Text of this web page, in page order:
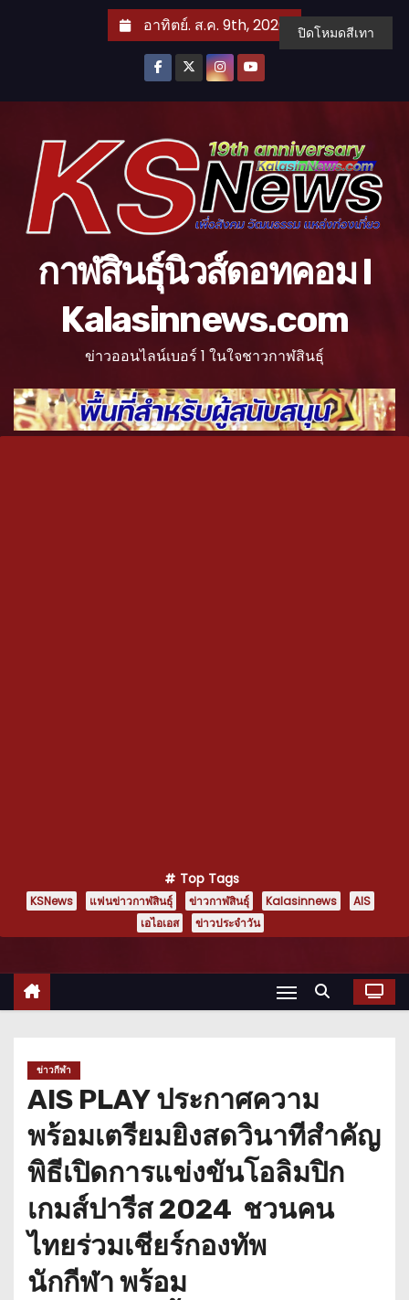
อาทิตย์. ส.ค. 9th, 2026
กาฬสินธุ์นิวส์ดอทคอม l
Kalasinnews.com
ข่าวออนไลน์เบอร์ 1 ในใจชาวกาฬสินธุ์
Top Tags
KSNews แฟนข่าวกาฬสินธุ์ ข่าวกาฬสินธุ์ Kalasinnews
AIS
เอไอเอส
ข่าวประจำวัน
ข่าวกีฬา
AIS PLAY ประกาศความ
พร้อมเตรียมยิงสดวินาทีสำคัญ
พิธีเปิดการแข่งขันโอลิมปิก
เกมส์ปารีส 2024 ชวนคน
ไทยร่วมเชียร์กองทัพ
นักกีฬา พร้อม
ปิดโหมดสีเทา